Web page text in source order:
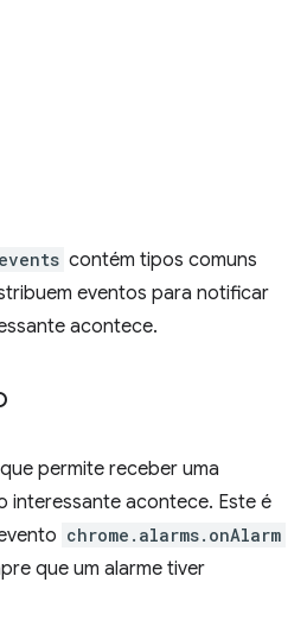
contém tipos comuns
eventos para notificar
acontece.
permite receber uma
interessante acontece. Este é
chrome.alarms.onAlarm
que um alarme tiver